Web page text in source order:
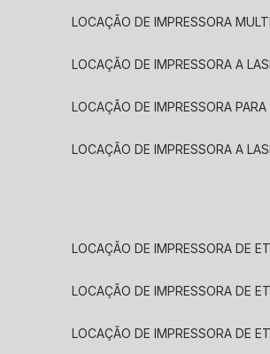
LOCAÇÃO DE IMPRESSORA
LOCAÇÃO DE IMPRESSORA A
LOCAÇÃO DE IMPRESSORA
LOCAÇÃO DE IMPRESSORA A
LOCAÇÃO DE IMPRESSORA DE
LOCAÇÃO DE IMPRESSORA DE
LOCAÇÃO DE IMPRESSORA DE